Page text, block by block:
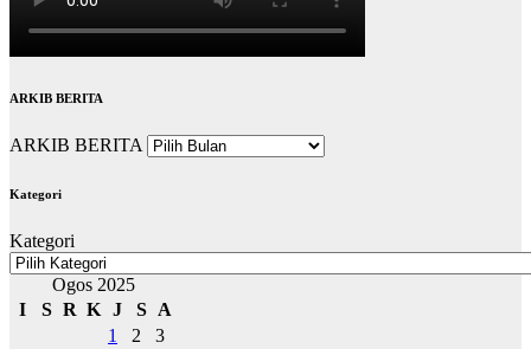
ARKIB BERITA
ARKIB BERITA
Kategori
Kategori
Ogos 2025
I
S R K J S
A
1
2
3